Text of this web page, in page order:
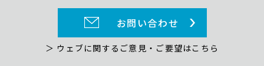
お問い合わせ
＞ ウェブに関するご意見・ご要望はこちら